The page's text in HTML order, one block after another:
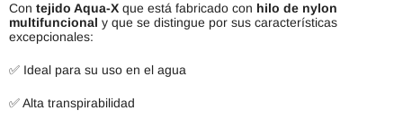
Con tejido Aqua-X que está fabricado con hilo de nylon
multifuncional y que se distingue por sus características
excepcionales:
✅ Ideal para su uso en el agua
✅ Alta transpirabilidad